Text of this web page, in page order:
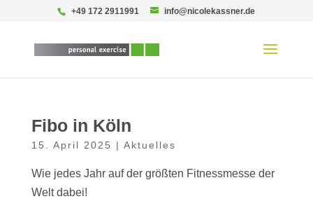
+49 172 2911991 info@nicolekassner.de
Fibo in Köln
15. April 2025 | Aktuelles
Wie jedes Jahr auf der größten Fitnessmesse der
Welt dabei!